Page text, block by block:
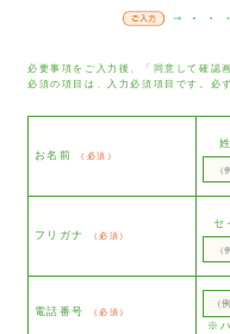
必要事項をご入力後、「同意して確
必須の項目は、入力必須項目です。必
お名前 （必須）
姓
フリガナ （必須）
セ
電話番号 （必須）
※ハ